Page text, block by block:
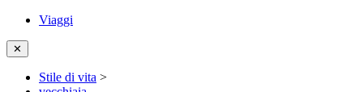
Viaggi
✕
Stile di vita >